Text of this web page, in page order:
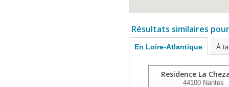
Résultats similaires
En Loire-Atlantique À
Residence La
44100Nantes